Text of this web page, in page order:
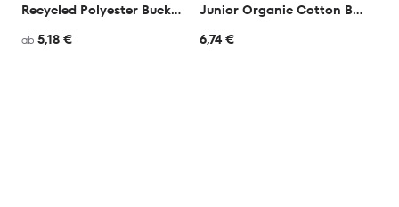
Recycled Polyester Bucket Hat
ab 5,18 €
Junior Organic Cotton Bucket Hat
6,74 €